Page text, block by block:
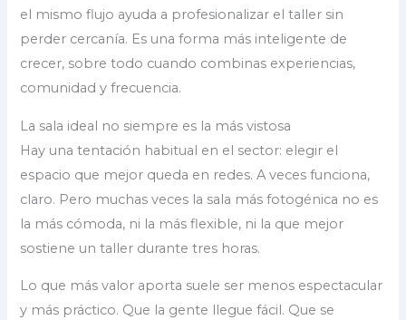
el mismo flujo ayuda a profesionalizar el taller sin
perder cercanía. Es una forma más inteligente de
crecer, sobre todo cuando combinas experiencias,
comunidad y frecuencia.
La sala ideal no siempre es la más vistosa
Hay una tentación habitual en el sector: elegir el
espacio que mejor queda en redes. A veces funciona,
claro. Pero muchas veces la sala más fotogénica no es
la más cómoda, ni la más flexible, ni la que mejor
sostiene un taller durante tres horas.
Lo que más valor aporta suele ser menos espectacular
y más práctico. Que la gente llegue fácil. Que se